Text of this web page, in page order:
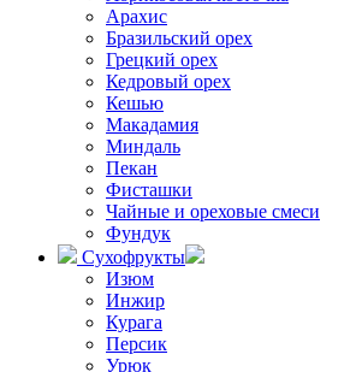
Арахис
Бразильский орех
Грецкий орех
Кедровый орех
Кешью
Макадамия
Миндаль
Пекан
Фисташки
Чайные и ореховые смеси
Фундук
Сухофрукты
Изюм
Инжир
Курага
Персик
Урюк